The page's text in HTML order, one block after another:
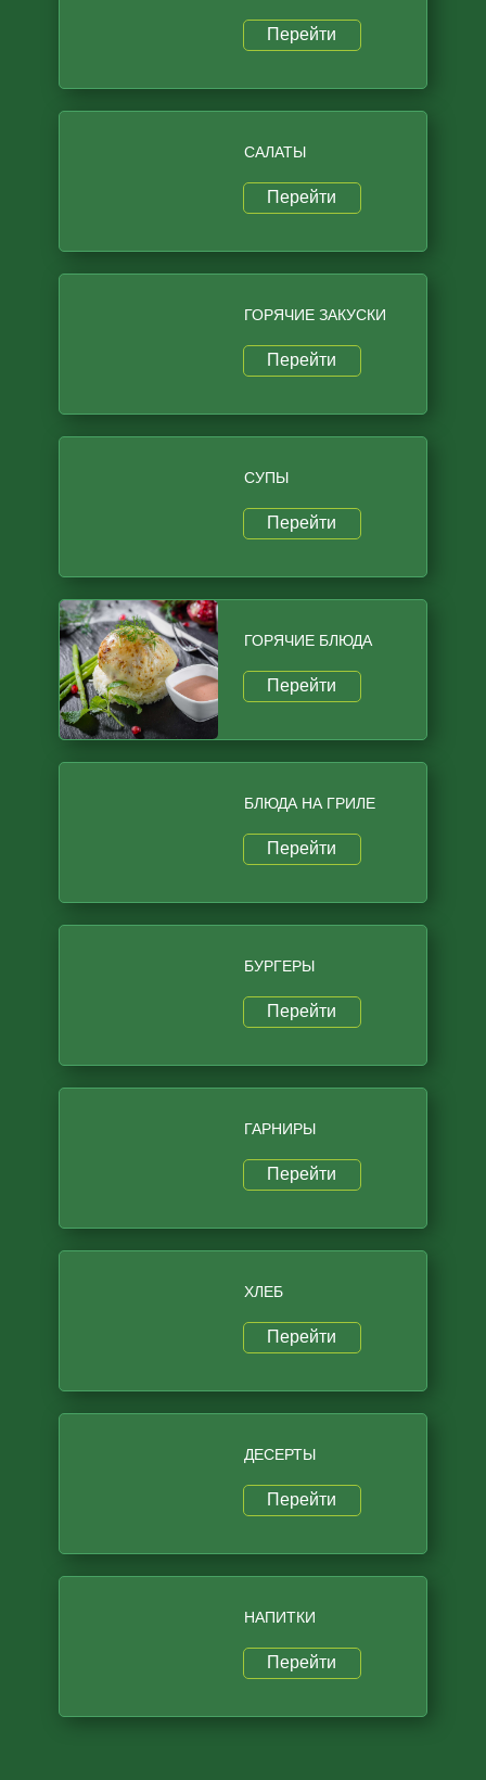
Перейти
САЛАТЫ
Перейти
ГОРЯЧИЕ ЗАКУСКИ
Перейти
СУПЫ
Перейти
ГОРЯЧИЕ БЛЮДА
Перейти
БЛЮДА НА ГРИЛЕ
Перейти
БУРГЕРЫ
Перейти
ГАРНИРЫ
Перейти
ХЛЕБ
Перейти
ДЕСЕРТЫ
Перейти
НАПИТКИ
Перейти